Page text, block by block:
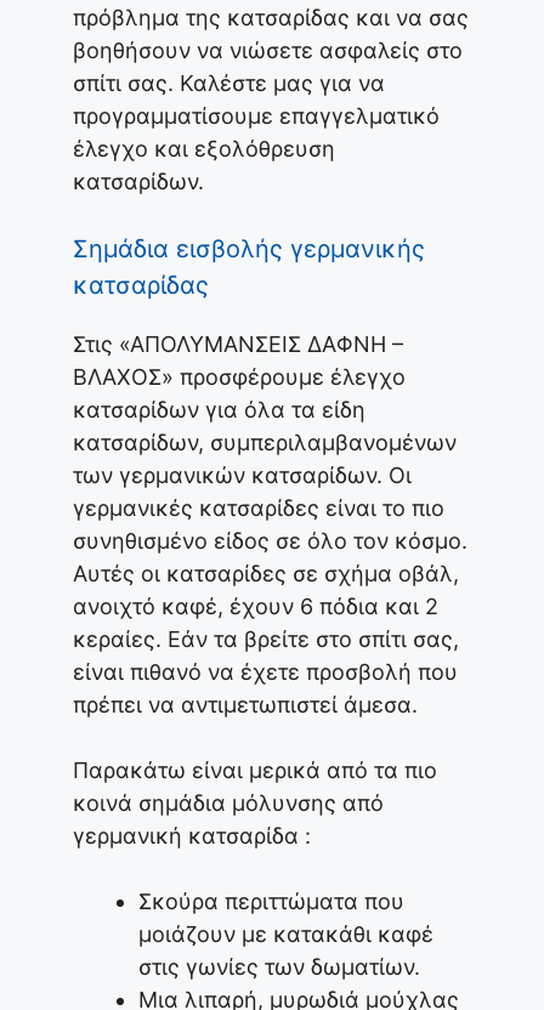
πρόβλημα της κατσαρίδας και να σας
βοηθήσουν να νιώσετε ασφαλείς στο
σπίτι σας. Καλέστε μας για να
προγραμματίσουμε επαγγελματικό
έλεγχο και εξολόθρευση
κατσαρίδων.
Σημάδια εισβολής γερμανικής
κατσαρίδας
Στις «ΑΠΟΛΥΜΑΝΣΕΙΣ ΔΑΦΝΗ –
ΒΛΑΧΟΣ» προσφέρουμε έλεγχο
κατσαρίδων για όλα τα είδη
κατσαρίδων, συμπεριλαμβανομένων
των γερμανικών κατσαρίδων. Οι
γερμανικές κατσαρίδες είναι το πιο
συνηθισμένο είδος σε όλο τον κόσμο.
Αυτές οι κατσαρίδες σε σχήμα οβάλ,
ανοιχτό καφέ, έχουν 6 πόδια και 2
κεραίες. Εάν τα βρείτε στο σπίτι σας,
είναι πιθανό να έχετε προσβολή που
πρέπει να αντιμετωπιστεί άμεσα.
Παρακάτω είναι μερικά από τα πιο
κοινά σημάδια μόλυνσης από
γερμανική κατσαρίδα :
Σκούρα περιττώματα που
μοιάζουν με κατακάθι καφέ
στις γωνίες των δωματίων.
Μια λιπαρή, μυρωδιά μούχλας